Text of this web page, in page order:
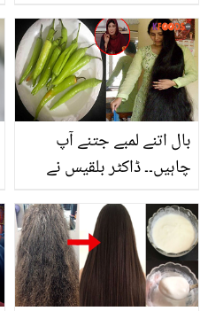
مجبور ہو جائیں گے
بال اتنے لمبے جتنے آپ
چاہیں۔۔ ڈاکٹر بلقیس نے
من چاہا لمبا اور خوبصورت
بنانے کا کون سا ٹانک بتایا؟